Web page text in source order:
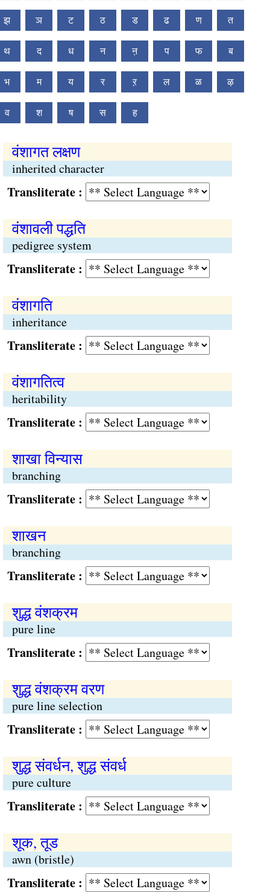
झ ञ ट ठ ड ढ ण त
थ द ध न ऩ प फ ब
भ म य र ऱ ल ळ ऴ
व श ष स ह
वंशागत लक्षण
inherited character
:
वंशावली पद्धति
pedigree system
:
वंशागति
inheritance
:
वंशागतित्व
heritability
:
शाखा विन्यास
branching
:
शाखन
branching
:
शुद्ध वंशक्रम
pure line
:
शुद्ध वंशक्रम वरण
pure line selection
:
शुद्ध संवर्धन, शुद्ध संवर्ध
pure culture
:
शूक, तूड
awn (bristle)
: